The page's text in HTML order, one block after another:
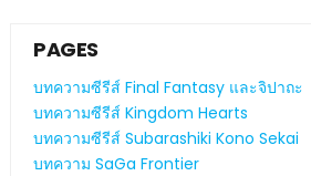
PAGES
บทความซีรีส์ Final Fantasy และจิปาถะ
บทความซีรีส์ Kingdom Hearts
บทความซีรีส์ Subarashiki Kono Sekai
บทความ SaGa Frontier